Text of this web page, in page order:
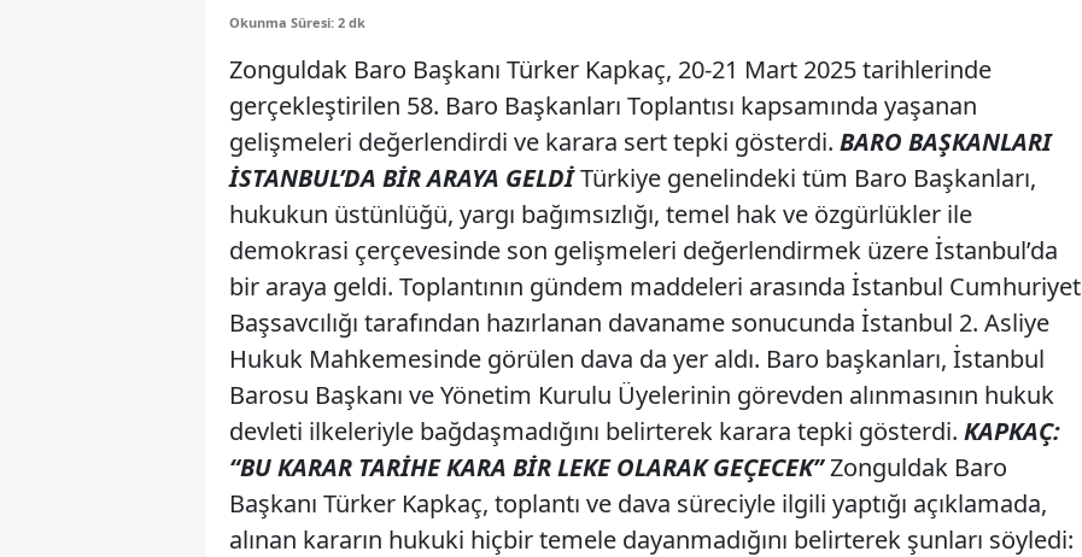
Okunma Süresi: 2 dk
Zonguldak Baro Başkanı Türker Kapkaç, 20-21 Mart 2025 tarihlerinde
gerçekleştirilen 58. Baro Başkanları Toplantısı kapsamında yaşanan
gelişmeleri değerlendirdi ve karara sert tepki gösterdi. BARO BAŞKANLARI
İSTANBUL’DA BİR ARAYA GELDİTürkiye genelindeki tüm Baro Başkanları,
hukukun üstünlüğü, yargı bağımsızlığı, temel hak ve özgürlükler ile
demokrasi çerçevesinde son gelişmeleri değerlendirmek üzere İstanbul’da
bir araya geldi. Toplantının gündem maddeleri arasında İstanbul Cumhuriyet
Başsavcılığı tarafından hazırlanan davaname sonucunda İstanbul 2. Asliye
Hukuk Mahkemesinde görülen dava da yer aldı. Baro başkanları, İstanbul
Barosu Başkanı ve Yönetim Kurulu Üyelerinin görevden alınmasının hukuk
devleti ilkeleriyle bağdaşmadığını belirterek karara tepki gösterdi. KAPKAÇ:
“BU KARAR TARİHE KARA BİR LEKE OLARAK GEÇECEK”Zonguldak Baro
Başkanı Türker Kapkaç, toplantı ve dava süreciyle ilgili yaptığı açıklamada,
alınan kararın hukuki hiçbir temele dayanmadığını belirterek şunları söyledi: